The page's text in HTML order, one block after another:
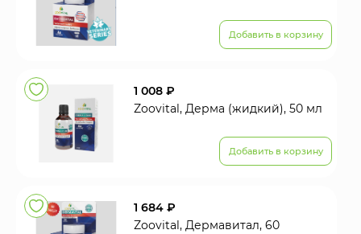
Добавить в корзину
1 008 ₽
Zoovital, Дерма (жидкий), 50 мл
Добавить в корзину
1 684 ₽
Zoovital, Дермавитал, 60